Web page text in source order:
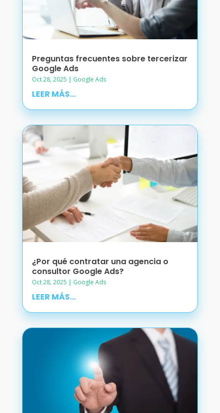
Preguntas frecuentes sobre tercerizar
Google Ads
Oct 28, 2025 | Google Ads
LEER MÁS...
¿Por qué contratar una agencia o
consultor Google Ads?
Oct 28, 2025 | Google Ads
LEER MÁS...